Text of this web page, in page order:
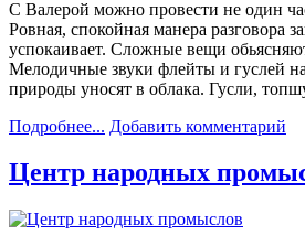
С Валерой можно провести не один
Ровная, спокойная манера разговора
успокаивает. Сложные вещи
Мелодичные звуки флейты и гуслей
природы уносят в облака. Гусли,
Подробнее... Добавить комментарий
Центр народных